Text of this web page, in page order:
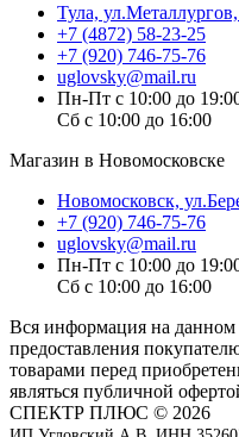
Тула,
+7 (4872) 58-23-25
+7 (920) 746-75-76
uglovsky@mail.ru
Пн-Пт с 10:00 до
Сб с 10:00 до 16:00
Магазин в Новомосковске
Новомосковск,
+7 (920) 746-75-76
uglovsky@mail.ru
Пн-Пт с 10:00 до
Сб с 10:00 до 16:00
Вся информация на данном
предоставления
товарами перед
являться публичной
СПЕКТР ПЛЮС © 2026